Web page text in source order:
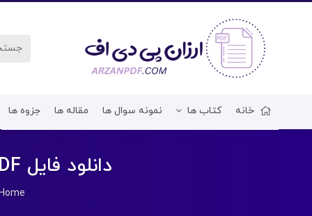
خانه کتاب ها نمونه سوال ها مقاله ها جزوه ها
دانلود فایل PDF کتاب زندگینامه علمی دانشوران جلد 3 احمد بیرشک